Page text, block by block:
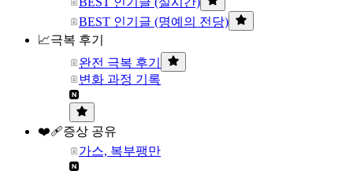
BEST 인기글 (명예의 전당)
📈극복 후기
완전 극복 후기
변화 과정 기록
❤️‍🩹증상 공유
가스, 복부팽만